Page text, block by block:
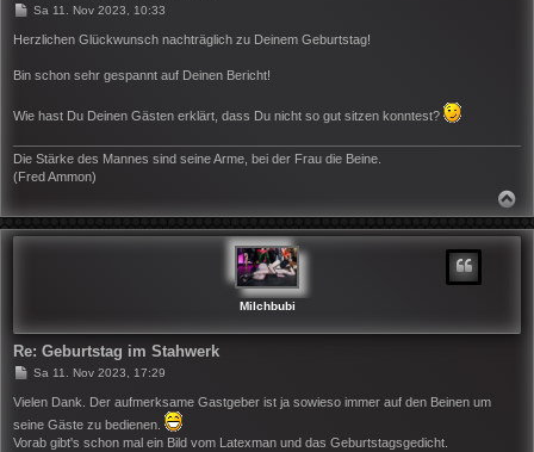
B
i
a
Sa 11. Nov 2023, 10:33
Herzlichen Glückwunsch nachträglich zu Deinem Geburtstag!
Bin schon sehr gespannt auf Deinen Bericht!
Wie hast Du Deinen Gästen erklärt, dass Du nicht so gut sitzen konntest?
Die Stärke des Mannes sind seine Arme, bei der Frau die Beine.
(Fred Ammon)
C
Milchbubi
Re: Geburtstag im Stahwerk
B
i
r
a
Sa 11. Nov 2023, 17:29
Vielen Dank. Der aufmerksame Gastgeber ist ja sowieso immer auf den Beinen um
seine Gäste zu bedienen.
Vorab gibt's schon mal ein Bild vom Latexman und das Geburtstagsgedicht.